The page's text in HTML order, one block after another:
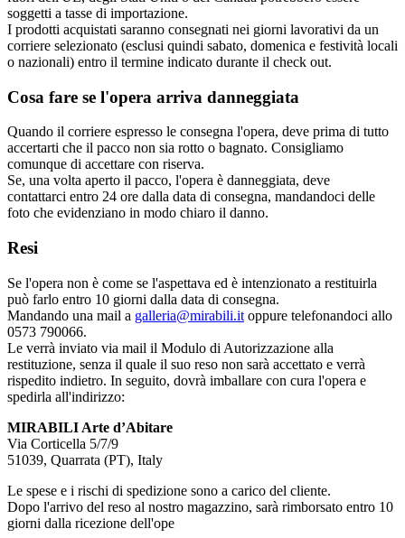
soggetti a tasse di importazione.
I prodotti acquistati saranno consegnati nei giorni lavorativi da un
corriere selezionato (esclusi quindi sabato, domenica e festività locali
o nazionali) entro il termine indicato durante il check out.
Cosa fare se l'opera arriva danneggiata
Quando il corriere espresso le consegna l'opera, deve prima di tutto
accertarti che il pacco non sia rotto o bagnato. Consigliamo
comunque di accettare con riserva.
Se, una volta aperto il pacco, l'opera è danneggiata, deve
contattarci entro 24 ore dalla data di consegna, mandandoci delle
foto che evidenziano in modo chiaro il danno.
Resi
Se l'opera non è come se l'aspettava ed è intenzionato a restituirla
può farlo entro 10 giorni dalla data di consegna.
Mandando una mail a galleria@mirabili.it oppure telefonandoci allo
0573 790066.
Le verrà inviato via mail il Modulo di Autorizzazione alla
restituzione, senza il quale il suo reso non sarà accettato e verrà
rispedito indietro. In seguito, dovrà imballare con cura l'opera e
spedirla all'indirizzo:
MIRABILI Arte d’Abitare
Via Corticella 5/7/9
51039, Quarrata (PT), Italy
Le spese e i rischi di spedizione sono a carico del cliente.
Dopo l'arrivo del reso al nostro magazzino, sarà rimborsato entro 10
giorni dalla ricezione dell'ope